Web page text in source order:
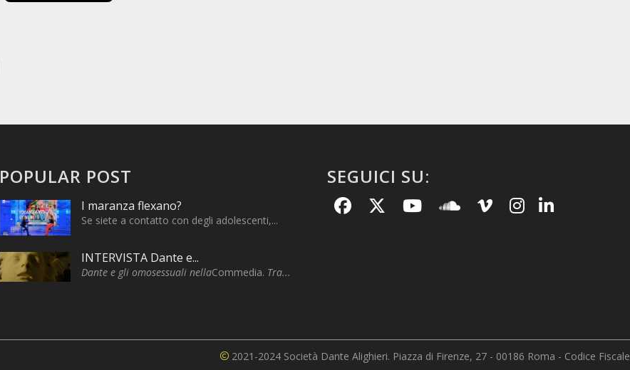
POPULAR POST
I maranza flexano?
Se siete a contatto con degli adolescenti,...
INTERVISTA Dante e...
Dante e gli omosessuali nellaCommedia. Tra...
SEGUICI SU:
2021-2024 Società Dante Alighieri. Piazza di Firenze, 27 - 00186 Roma - Codice Fiscale